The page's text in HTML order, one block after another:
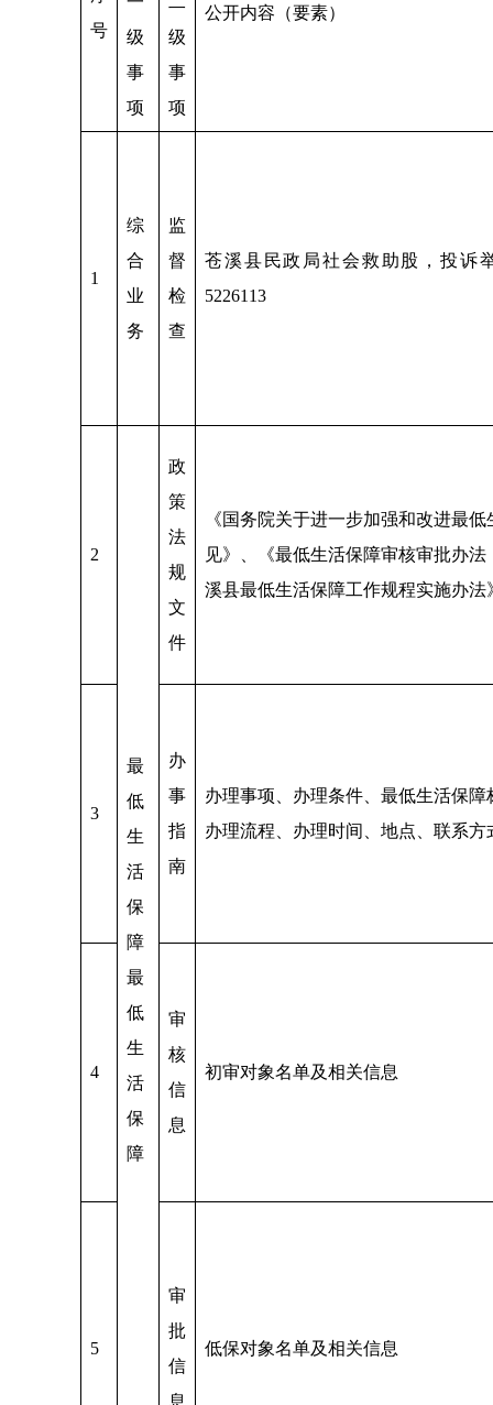
号
公开内容（要素）
级
事
项
级
事
项
1
综
合
业
务
监
督
检
查
苍溪县民政局社会救助股，投诉
5226113
2
最
低
生
活
保
障
最
低
生
活
保
障
政
策
法
规
文
件
《国务院关于进一步加强和改进最
见》、《最低生活保障审核审批办
溪县最低生活保障工作规程实施办法
3
办
事
指
南
办理事项、办理条件、最低生活保障
办理流程、办理时间、地点、联系方
4
审
核
信
息
初审对象名单及相关信息
5
审
批
信
息
低保对象名单及相关信息